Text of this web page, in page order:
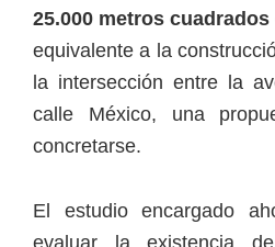
25.000 metros
equivalente a la
la intersección entre la
calle México, una
concretarse.
El estudio encargado